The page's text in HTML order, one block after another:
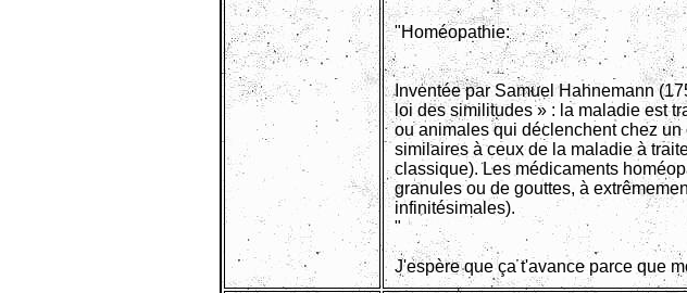
"Homéopathie:
Inventée par Samuel Hahnemann
loi des similitudes » : la maladie est
ou animales qui déclenchent chez
similaires à ceux de la maladie à
classique). Les médicaments
granules ou de gouttes, à
infinitésimales).
"
J'espère que ça t'avance parce que